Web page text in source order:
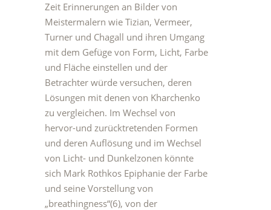
Zeit Erinnerungen an Bilder von
Meistermalern wie Tizian, Vermeer,
Turner und Chagall und ihren Umgang
mit dem Gefüge von Form, Licht, Farbe
und Fläche einstellen und der
Betrachter würde versuchen, deren
Lösungen mit denen von Kharchenko
zu vergleichen. Im Wechsel von
hervor-und zurücktretenden Formen
und deren Auflösung und im Wechsel
von Licht- und Dunkelzonen könnte
sich Mark Rothkos Epiphanie der Farbe
und seine Vorstellung von
„breathingness“(6), von der